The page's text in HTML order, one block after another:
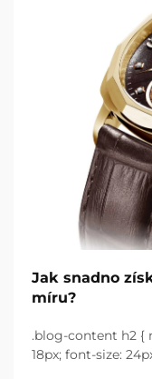
Jak snadno
míru?
.blog-content h2 {
18px; font-size: